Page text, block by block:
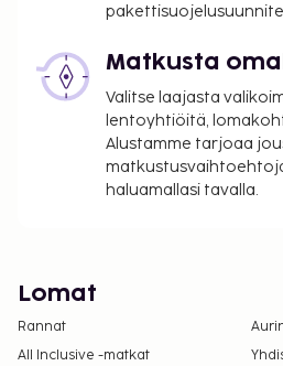
Matkusta
Valitse laajasta
lentoyhtiöitä,
Alustamme tarjoaa
haluamallasi tavalla.
Lomat
Rannat
All Inclusive -matkat